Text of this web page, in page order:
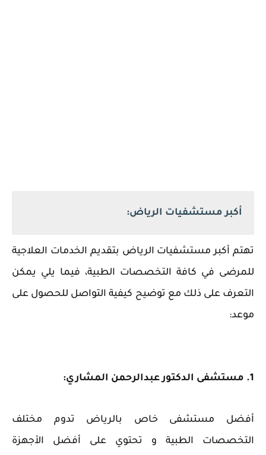
أكبر مستشفيات الرياض:
‏تهتم أكبر مستشفيات الرياض بتقديم الخدمات العلاجية
للمرضى في كافة التخصصات الطبية، فيما يلي يمكن
التعرف على ذلك مع توضيح كيفية التواصل للحصول على
موعد:
1. مستشفى الدكتور عبدالرحمن المشاري:
أفضل مستشفى خاص بالرياض ‏تدوم مختلف
التخصصات الطبية و تحتوي على أفضل الأجهزة